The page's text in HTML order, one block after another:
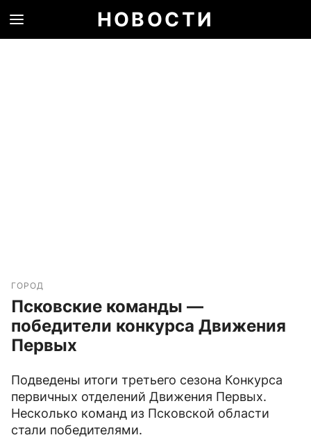
НОВОСТИ
ГОРОД
Псковские команды —
победители конкурса Движения
Первых
Подведены итоги третьего сезона Конкурса
первичных отделений Движения Первых.
Несколько команд из Псковской области
стали победителями.